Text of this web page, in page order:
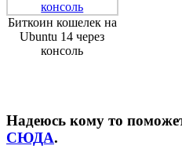
Биткоин кошелек на
Ubuntu 14 через
консоль
Надеюсь кому то
СЮДА.